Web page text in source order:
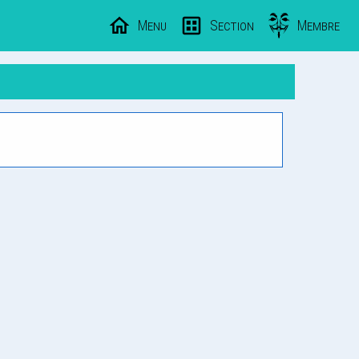
Menu Section Membre